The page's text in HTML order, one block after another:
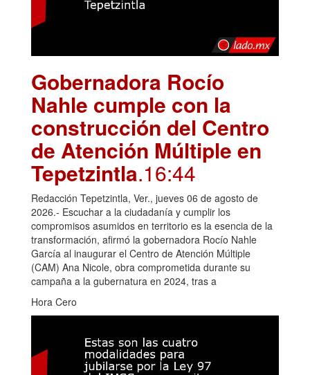
Gobernadora Rocío
Nahle cumple con la
construcción del Centro
de Atención Múltiple en
Tepetzintla.16:44
Redacción Tepetzintla, Ver., jueves 06 de agosto de
2026.- Escuchar a la ciudadanía y cumplir los
compromisos asumidos en territorio es la esencia de la
transformación, afirmó la gobernadora Rocío Nahle
García al inaugurar el Centro de Atención Múltiple
(CAM) Ana Nicole, obra comprometida durante su
campaña a la gubernatura en 2024, tras a
Hora Cero